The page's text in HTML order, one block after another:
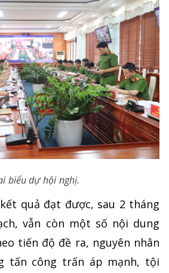
biểu dự hội nghị.
quả đạt được, sau 2 tháng
vẫn còn một số nội dung
tiến độ đề ra, nguyên nhân
tấn công trấn áp mạnh, tội